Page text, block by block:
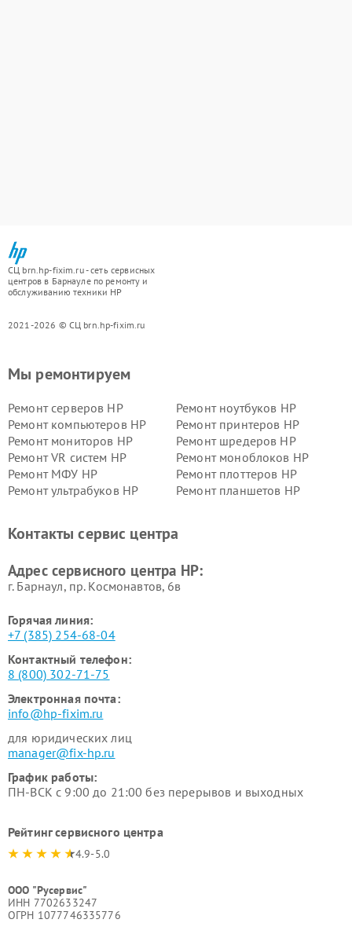
СЦ brn.hp-fixim.ru - сеть сервисных
центров в Барнауле по ремонту и
обслуживанию техники HP
2021-2026 © СЦ brn.hp-fixim.ru
Мы ремонтируем
Ремонт серверов HP
Ремонт ноутбуков HP
Ремонт компьютеров HP
Ремонт принтеров HP
Ремонт мониторов HP
Ремонт шредеров HP
Ремонт VR систем HP
Ремонт моноблоков HP
Ремонт МФУ HP
Ремонт плоттеров HP
Ремонт ультрабуков HP
Ремонт планшетов HP
Контакты сервис центра
Адрес сервисного центра HP:
г. Барнаул, ​пр. Космонавтов, 6в
Горячая линия:
+7 (385) 254-68-04
Контактный телефон:
8 (800) 302-71-75
Электронная почта:
info@hp-fixim.ru
для юридических лиц
manager@fix-hp.ru
График работы:
ПН-ВСК с 9:00 до 21:00 без перерывов и выходных
Рейтинг сервисного центра
4.9-5.0
ООО "Русервис"
ИНН 7702633247
ОГРН 1077746335776